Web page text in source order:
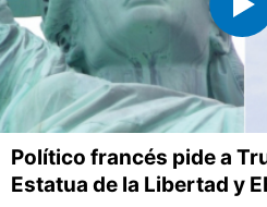
Político francés pide a
Estatua de la Libertad y